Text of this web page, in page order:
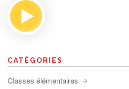
CATÉGORIES
Classes élémentaires